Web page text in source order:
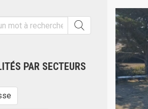
PAR SECTEURS